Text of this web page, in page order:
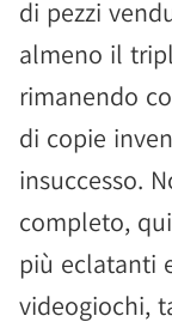
di pezzi
almeno il
rimanendo
di copie
insuccesso.
completo,
più eclatanti
videogiochi,